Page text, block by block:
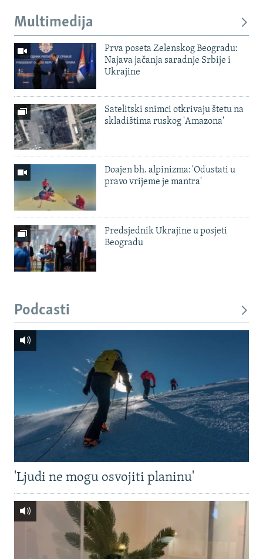
Multimedija
Prva poseta Zelenskog Beogradu:
Najava jačanja saradnje Srbije i
Ukrajine
Satelitski snimci otkrivaju štetu na
skladištima ruskog 'Amazona'
Doajen bh. alpinizma: 'Odustati u
pravo vrijeme je mantra'
Predsjednik Ukrajine u posjeti
Beogradu
Podcasti
'Ljudi ne mogu osvojiti planinu'